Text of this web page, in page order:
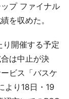
プ ファイナル
を収めた。
開催する予定
は中止が決
ビス「バスケ
より18日・19